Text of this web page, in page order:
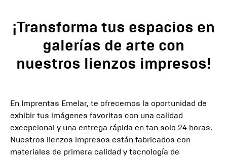
¡Transforma tus espacios en
galerías de arte con
nuestros lienzos impresos!
En Imprentas Emelar, te ofrecemos la oportunidad de
exhibir tus imágenes favoritas con una calidad
excepcional y una entrega rápida en tan solo 24 horas.
Nuestros lienzos impresos están fabricados con
materiales de primera calidad y tecnología de